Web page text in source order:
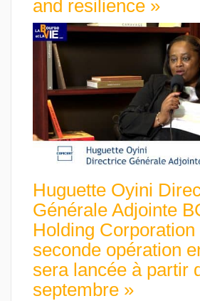
and resilience »
Huguette Oyini
Générale Adjointe
Holding Corporation
seconde opération
sera lancée à partir
septembre »